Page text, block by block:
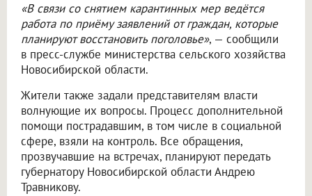
«В связи со снятием карантинных мер ведётся
работа по приёму заявлений от граждан, которые
планируют восстановить поголовье», — сообщили
в пресс-службе министерства сельского хозяйства
Новосибирской области.
Жители также задали представителям власти
волнующие их вопросы. Процесс дополнительной
помощи пострадавшим, в том числе в социальной
сфере, взяли на контроль. Все обращения,
прозвучавшие на встречах, планируют передать
губернатору Новосибирской области Андрею
Травникову.